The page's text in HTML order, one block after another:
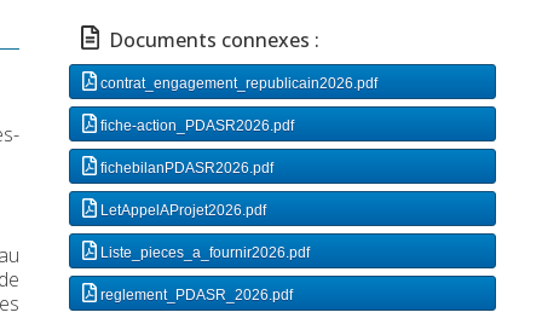
Documents connexes :
contrat_engagement_republicain2026.pdf
fiche-action_PDASR2026.pdf
fichebilanPDASR2026.pdf
LetAppelAProjet2026.pdf
Liste_pieces_a_fournir2026.pdf
reglement_PDASR_2026.pdf